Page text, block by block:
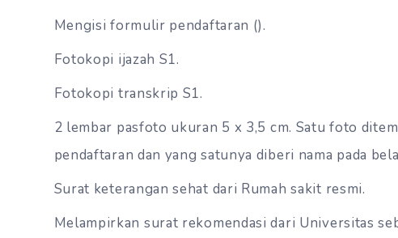
Mengisi formulir pendaftaran ().
Fotokopi ijazah S1.
Fotokopi transkrip S1.
2 lembar pasfoto ukuran 5 x 3,5 cm. Satu foto
pendaftaran dan yang satunya diberi nama pada
Surat keterangan sehat dari Rumah sakit resmi.
Melampirkan surat rekomendasi dari Universitas